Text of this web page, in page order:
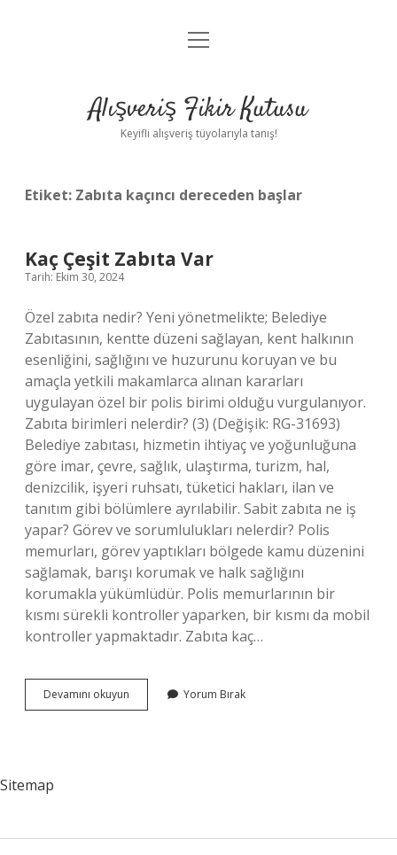
Anasayfa
Yasal Uyarı
menüyü
Alışveriş Fikir Kutusu
Keyifli alışveriş tüyolarıyla tanış!
Etiket: Zabıta kaçıncı dereceden başlar
Kaç Çeşit Zabıta Var
Tarih: Ekim 30, 2024
Özel zabıta nedir? Yeni yönetmelikte; Belediye
Zabıtasının, kentte düzeni sağlayan, kent halkının
esenliğini, sağlığını ve huzurunu koruyan ve bu
amaçla yetkili makamlarca alınan kararları
uygulayan özel bir polis birimi olduğu vurgulanıyor.
Zabıta birimleri nelerdir? (3) (Değişik: RG-31693)
Belediye zabıtası, hizmetin ihtiyaç ve yoğunluğuna
göre imar, çevre, sağlık, ulaştırma, turizm, hal,
denizcilik, işyeri ruhsatı, tüketici hakları, ilan ve
tanıtım gibi bölümlere ayrılabilir. Sabit zabıta ne iş
yapar? Görev ve sorumlulukları nelerdir? Polis
memurları, görev yaptıkları bölgede kamu düzenini
sağlamak, barışı korumak ve halk sağlığını
korumakla yükümlüdür. Polis memurlarının bir
kısmı sürekli kontroller yaparken, bir kısmı da mobil
kontroller yapmaktadır. Zabıta kaç…
Devamını okuyun
Çeşit
Yorum Bırak
Sitemap